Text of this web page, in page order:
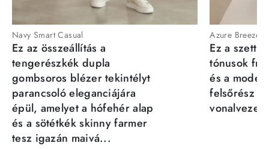
Navy Smart Casual
Ez az összeállítás a
tengerészkék dupla
gombsoros blézer tekintélyt
parancsoló eleganciájára
épül, amelyet a hófehér alap
és a sötétkék skinny farmer
tesz igazán maivá...
Azure Breeze
Ez a szett
tónusok
és a
felsőrész